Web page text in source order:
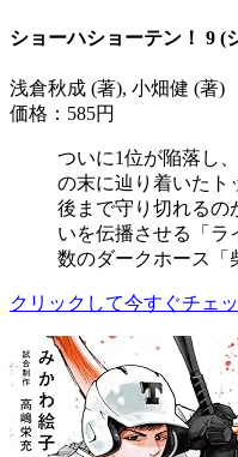
ショーハショーテン！ 9
浅倉秋成 (著), 小畑健 (著)
価格：585円
ついに1位が陥落し
の末に辿り着いたト
後まで守り切れる
いを伝播させる「
数のダークホース「
クリックして今すぐチェ